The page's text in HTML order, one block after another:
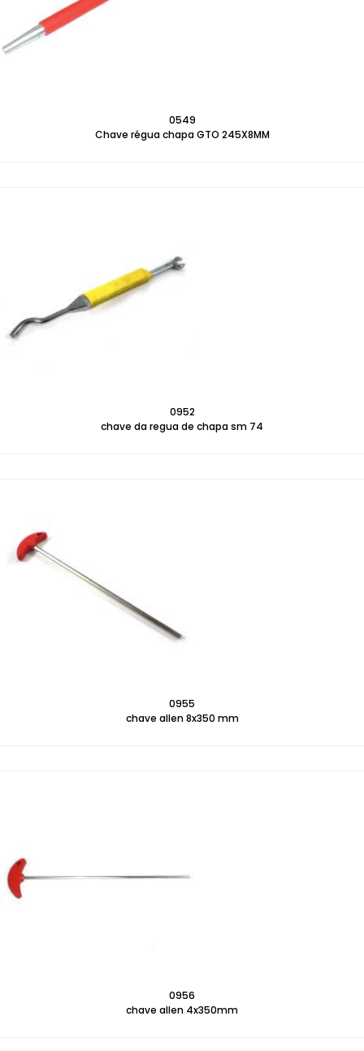
0549
Chave régua chapa GTO 245X8MM
0952
chave da regua de chapa sm 74
0955
chave allen 8x350 mm
0956
chave allen 4x350mm